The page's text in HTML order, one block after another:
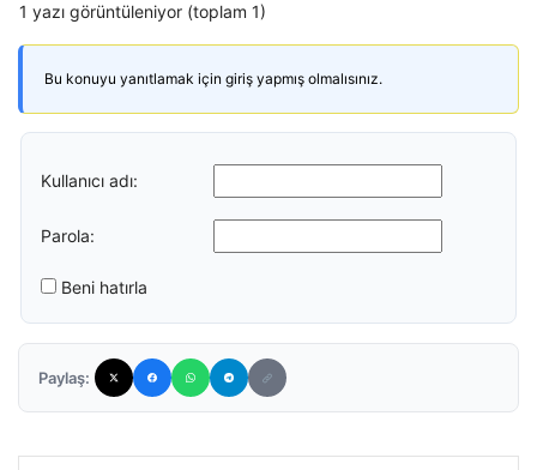
1 yazı görüntüleniyor (toplam 1)
Bu konuyu yanıtlamak için giriş yapmış olmalısınız.
Kullanıcı adı:
Parola:
Beni hatırla
Paylaş: